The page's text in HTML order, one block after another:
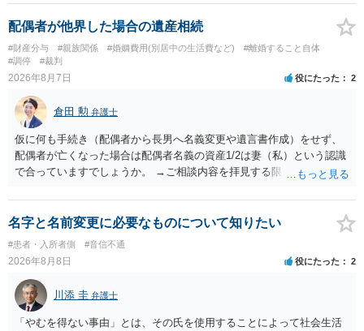
来なかった事情の変更により双方協議の上増減出来る」と「通知義務
に勤務先」が含まれているので、私に収入が入った事は相手に通知が
行く事になり、上記のような文言が無くても養育費の見直しは適宜出
来るかと思うのですが違うのでしょうか？との点はそのとおりかと思
います。養育費は事情の変更があった場合に変更するので毎年見直す
配偶者が他界した場合の遺産相続
#財産分与 #親族関係 #婚姻費用(別居中の生活費など)
#離婚すること自体
#調停
#裁判
2026年8月7日 役にたった 2
倉田 勲 弁護士
仮に何も手続き（配偶者から長男へ名義変更や遺言書作成）をせず、
配偶者が亡くなった場合は配偶者名義の資産1/2は妻（私）という認識
で合っていますでしょうか。 →ご相談内容を拝見する限りでは、その
完全に所有する場合は、他の相続人に対して自宅の評価額の１/２の代
償金の支払いが必要になります。
名字と名前変更に必要なものについて知りたい
#患者・入所者側 #音信不通
2026年8月8日 役にたった 2
川添 圭 弁護士
「やむを得ない事由」とは、その氏を使用することによって社会生活